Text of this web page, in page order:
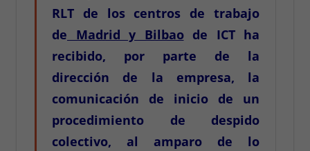
RLT de los centros de trabajo
de Madrid y Bilbaode ICT ha
recibido, por parte de la
dirección de la empresa, la
comunicación de inicio de un
procedimiento de despido
colectivo, al amparo de lo